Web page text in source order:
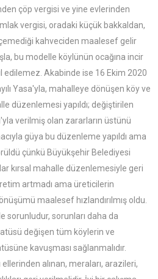
çöp vergisi ve yine evlerinden
vergisi, oradaki küçük bakkaldan,
kahveciden maalesef gelir
bu modelle köylünün ocağına incir
edilemez. Akabinde ise 16 Ekim 2020
Yasa'yla, mahalleye dönüşen köy ve
düzenlemesi yapıldı; değiştirilen
verilmiş olan zararların üstünü
güya bu düzenleme yapıldı ama
çünkü Büyükşehir Belediyesi
kırsal mahalle düzenlemesiyle geri
artmadı ama üreticilerin
maalesef hızlandırılmış oldu.
sorunludur, sorunları daha da
değişen tüm köylerin ve
kavuşması sağlanmalıdır.
alınan, meraları, arazileri,